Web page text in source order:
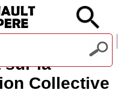
sur la
Collective